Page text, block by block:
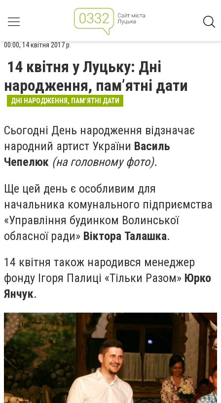
00:00, 14 квітня 2017 р.
14 квітня у Луцьку: Дні
народження, пам’ятні дати
ДНІ НАРОДЖЕННЯ, ПАМ’ЯТНІ ДАТИ
Сьогодні День народження відзначає
народний артист України Василь
Чепелюк (на головному фото).
Ще цей день є особливим для
начальника комунального підприємства
«Управління будинком Волинської
обласної ради» Віктора Талашка.
14 квітня також народився менеджер
фонду Ігоря Палиці «Тільки Разом» Юрко
Янчук.